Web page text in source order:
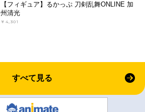
【フィギュア】るかっぷ 刀剣乱舞ONLINE 加
州清光
￥4,301
すべて見る